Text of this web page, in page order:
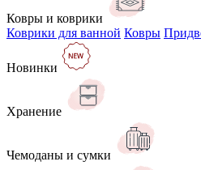
Ковры и коврики
Коврики для ванной Ковры
Новинки
Хранение
Чемоданы и сумки